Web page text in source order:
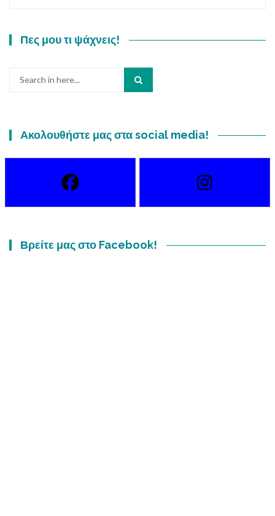
Πες μου τι ψάχνεις!
Ακολουθήστε μας στα social media!
Βρείτε μας στο Facebook!